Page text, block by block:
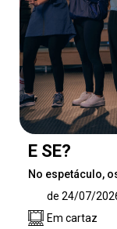
E SE?
No espetáculo,
em cena, com
para que todos
de 24/07/
Em cartaz